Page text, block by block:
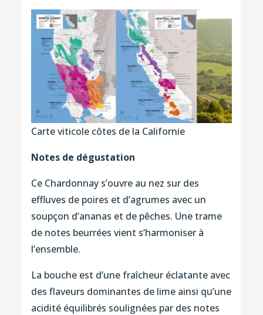
Carte viticole côtes de la Californie
Notes de dégustation
Ce Chardonnay s’ouvre au nez sur des
effluves de poires et d’agrumes avec un
soupçon d’ananas et de pêches. Une trame
de notes beurrées vient s’harmoniser à
l’ensemble.
La bouche est d’une fraîcheur éclatante avec
des flaveurs dominantes de lime ainsi qu’une
acidité équilibrés soulignées par des notes